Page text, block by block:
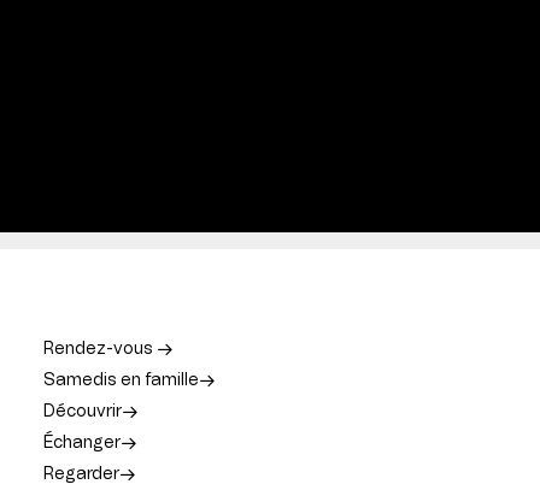
Rendez-vous
Samedis en famille
Découvrir
Échanger
Regarder